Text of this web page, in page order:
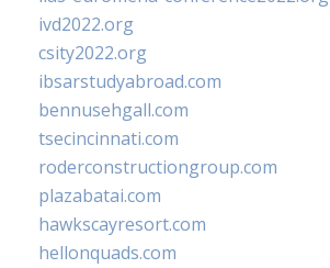
ivd2022.org
csity2022.org
ibsarstudyabroad.com
bennusehgall.com
tsecincinnati.com
roderconstructiongroup.com
plazabatai.com
hawkscayresort.com
hellonquads.com